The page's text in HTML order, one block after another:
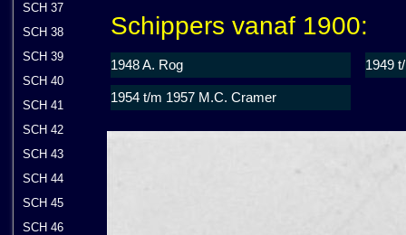
SCH 37
SCH 38
SCH 39
SCH 40
SCH 41
SCH 42
SCH 43
SCH 44
SCH 45
SCH 46
Schippers vanaf 1900:
1948 A. Rog 1949
1954 t/m 1957 M.C. Cramer